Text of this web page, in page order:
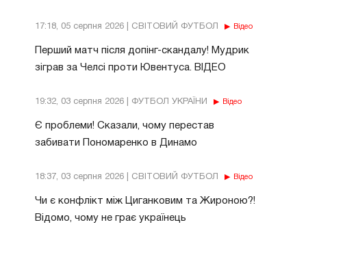
17:18, 05 серпня 2026 | СВІТОВИЙ ФУТБОЛ Відео
Перший матч після допінг-скандалу! Мудрик
зіграв за Челсі проти Ювентуса. ВІДЕО
19:32, 03 серпня 2026 | ФУТБОЛ УКРАЇНИ Відео
Є проблеми! Сказали, чому перестав
забивати Пономаренко в Динамо
18:37, 03 серпня 2026 | СВІТОВИЙ ФУТБОЛ Відео
Чи є конфлікт між Циганковим та Жироною?!
Відомо, чому не грає українець